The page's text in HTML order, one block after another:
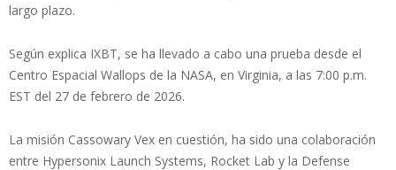
largo plazo.
Según explica IXBT, se ha llevado a cabo una prueba desde el
Centro Espacial Wallops de la NASA, en Virginia, a las 7:00 p.m.
EST del 27 de febrero de 2026.
La misión Cassowary Vex en cuestión, ha sido una colaboración
entre Hypersonix Launch Systems, Rocket Lab y la Defense